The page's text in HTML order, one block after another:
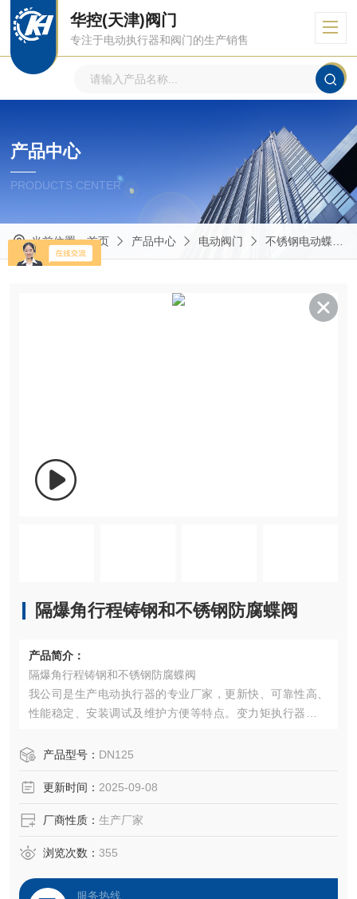
华控(天津)阀门
专注于电动执行器和阀门的生产销售
产品中心
PRODUCTS CENTER
当前位置：首页 产品中心 电动阀门 不锈钢电动蝶阀
隔爆角行程铸钢和不锈钢防腐蝶阀
产品简介：
隔爆角行程铸钢和不锈钢防腐蝶阀
我公司是生产电动执行器的专业厂家，更新快、可靠性高、
性能稳定、安装调试及维护方便等特点。变力矩执行器组合
产品型号： DN125
更新时间： 2025-09-08
厂商性质： 生产厂家
浏览次数： 355
服务热线